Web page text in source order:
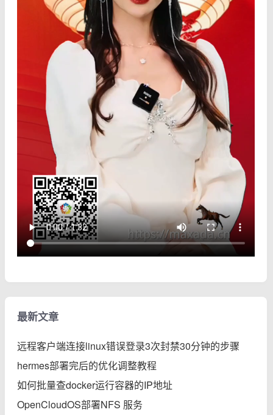
最新文章
远程客户端连接linux错误登录3次封禁30分钟的步骤
hermes部署完后的优化调整教程
如何批量查docker运行容器的IP地址
OpenCloudOS部署NFS 服务